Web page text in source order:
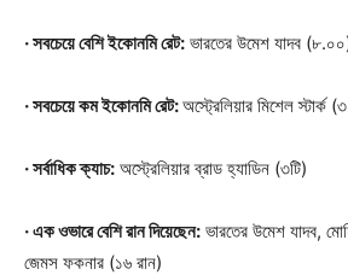
· সবচেয়ে বেশি ইকোনমি রেট: ভারতের উমেশ যাদব
· সবচেয়ে কম ইকোনমি রেট:অস্ট্রেলিয়ার মিশেল স্টার্ক
· সর্বাধিক ক্যাচ: অস্ট্রেলিয়ার ব্রাড হ্যাডিন (৩টি)
· এক ওভারে বেশি রান দিয়েছেন: ভারতের উমেশ যাদব,
জেমস ফকনার (১৬ রান)